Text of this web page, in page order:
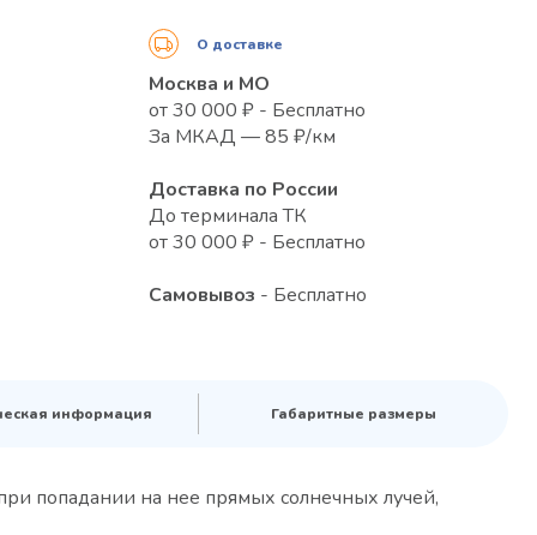
О доставке
Москва и МО
от 30 000 ₽ - Бесплатно
За МКАД — 85 ₽/км
Доставка по России
До терминала ТК
от 30 000 ₽ - Бесплатно
Самовывоз - Бесплатно
информация Габаритные размеры
попадании на нее прямых солнечных лучей,